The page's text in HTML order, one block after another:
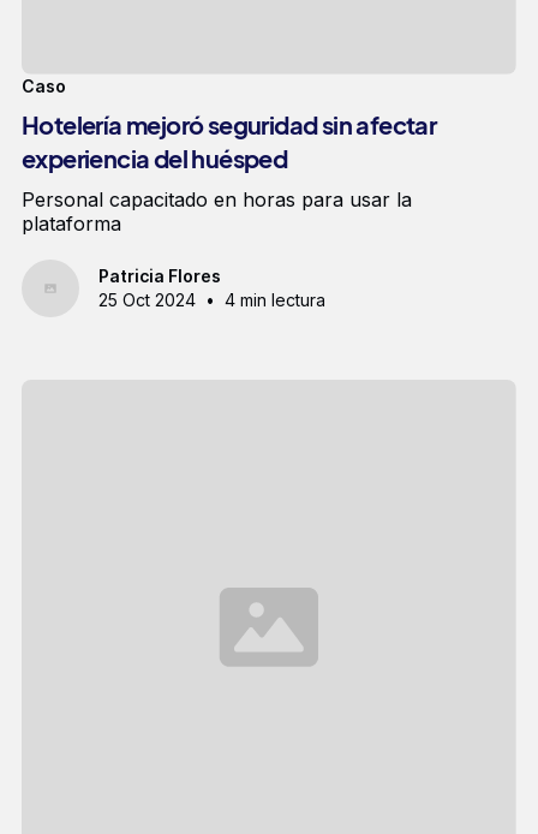
Caso
Hotelería mejoró seguridad sin afectar
experiencia del huésped
Personal capacitado en horas para usar la
plataforma
Patricia Flores
25 Oct 2024 • 4 min lectura